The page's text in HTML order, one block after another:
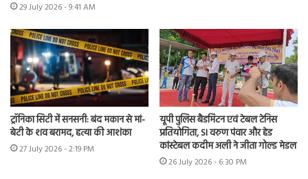
29 July 2026 - 9:41 AM
ट्रॉनिका सिटी में सनसनी: बंद मकान से मां-
बेटी के शव बरामद, हत्या की आशंका
27 July 2026 - 2:19 PM
यूपी पुलिस बैडमिंटन एवं टेबल टेनिस
प्रतियोगिता, SI वरुण पंवार और हेड
कांस्टेबल कदीम अली ने जीता गोल्ड मेडल
26 July 2026 - 6:30 PM